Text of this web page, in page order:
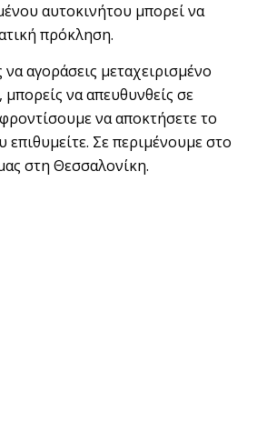
αυτοκινήτου μπορεί να
πρόκληση.
να αγοράσεις μεταχειρισμένο
μπορείς να απευθυνθείς σε
να αποκτήσετε το
επιθυμείτε. Σε περιμένουμε στο
στη Θεσσαλονίκη.